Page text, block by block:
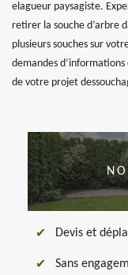
elagueur paysagiste.
retirer la souche d’arbre
plusieurs souches sur
demandes
de votre projet
Devis et
Sans